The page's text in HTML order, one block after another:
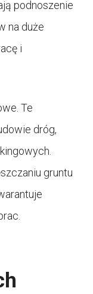
podnoszenie
na duże
i
Te
dróg,
gruntu